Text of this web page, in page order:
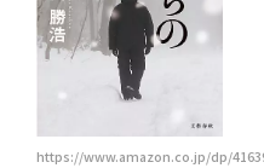
https://www.amazon.co.jp/dp/